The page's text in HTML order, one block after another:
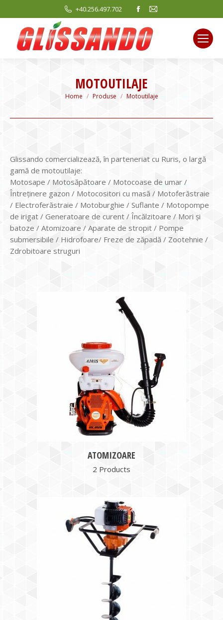
+40.256.497.702
Facebook
opens
in
new
Mail
new
MOTOUTILAJE
You are here:
Home Produse Motoutilaje
Glissando comercializează, în parteneriat cu Ruris, o largă
gamă de motoutilaje:
Motosape / Motosăpătoare / Motocoase de umar /
Întreţinere gazon / Motocositori cu masă / Motoferăstraie
/ Electroferăstraie / Motoburghie / Suflante / Motopompe
de irigat / Generatoare de curent / Încălzitoare / Mori şi
batoze / Atomizoare / Aparate de stropit / Pompe
submersibile / Hidrofoare/ Freze de zăpadă / Zootehnie /
Zdrobitoare struguri
ATOMIZOARE
2 Products